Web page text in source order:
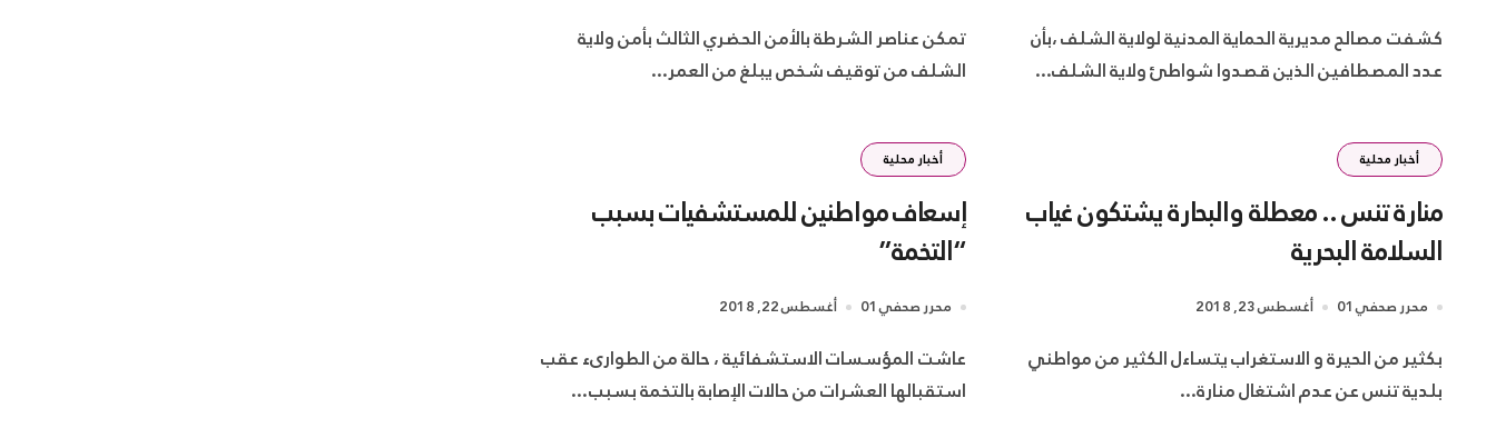
كشفت مصالح مديرية الحماية المدنية لولاية الشلف ،بأن
عدد المصطافين الذين قصدوا شواطئ ولاية الشلف...
تمكن عناصر الشرطة بالأمن الحضري الثالث بأمن ولاية
الشلف من توقيف شخص يبلغ من العمر...
أخبار محلية
منارة تنس .. معطلة والبحارة يشتكون غياب
السلامة البحرية
محرر صحفي01 أغسطس 23, 2018
بكثير من الحيرة و الاستغراب يتساءل الكثير من مواطني
بلدية تنس عن عدم اشتغال منارة...
أخبار محلية
إسعاف مواطنين للمستشفيات بسبب
“التخمة”
محرر صحفي01 أغسطس 22, 2018
عاشت المؤسسات الاستشفائية ، حالة من الطوارىء عقب
استقبالها العشرات من حالات الإصابة بالتخمة بسبب...